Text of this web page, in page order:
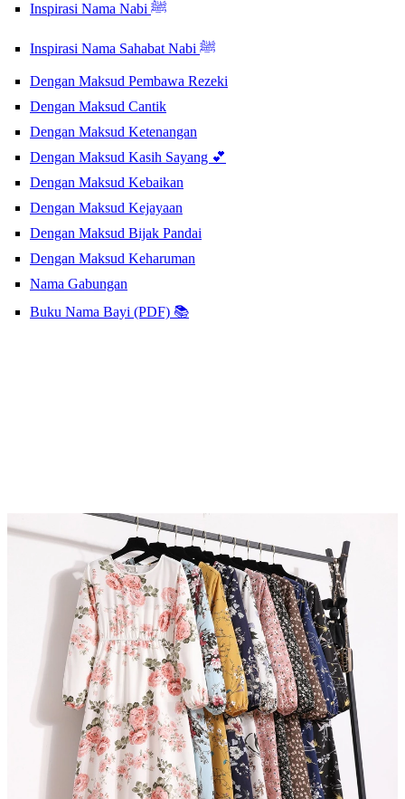
Inspirasi Nama Nabi ﷺ
Inspirasi Nama Sahabat Nabi ﷺ
Dengan Maksud Pembawa Rezeki
Dengan Maksud Cantik
Dengan Maksud Ketenangan
Dengan Maksud Kasih Sayang 💕
Dengan Maksud Kebaikan
Dengan Maksud Kejayaan
Dengan Maksud Bijak Pandai
Dengan Maksud Keharuman
Nama Gabungan
Buku Nama Bayi (PDF) 📚